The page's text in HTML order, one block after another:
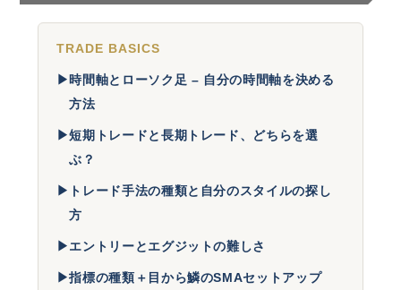
TRADE BASICS
▶時間軸とローソク足 – 自分の時間軸を決める
方法
▶短期トレードと長期トレード、どちらを選
ぶ？
▶ トレード手法の種類と自分のスタイルの探し
方
▶エントリーとエグジットの難しさ
▶指標の種類＋目から鱗のSMAセットアップ